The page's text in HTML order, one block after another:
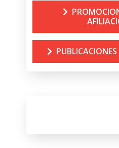
PUBLICACIONES